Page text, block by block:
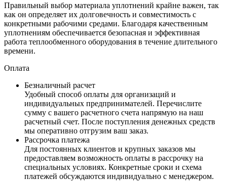
Правильный выбор материала уплотнений крайне важен, так
как он определяет их долговечность и совместимость с
конкретными рабочими средами. Благодаря качественным
уплотнениям обеспечивается безопасная и эффективная
работа теплообменного оборудования в течение длительного
времени.
Оплата
Безналичный расчет
Удобный способ оплаты для организаций и
индивидуальных предпринимателей. Перечислите
сумму с вашего расчетного счета напрямую на наш
расчетный счет. После поступления денежных средств
мы оперативно отгрузим ваш заказ.
Рассрочка платежа
Для постоянных клиентов и крупных заказов мы
предоставляем возможность оплаты в рассрочку на
специальных условиях. Конкретные сроки и схема
платежей обсуждаются индивидуально с менеджером.